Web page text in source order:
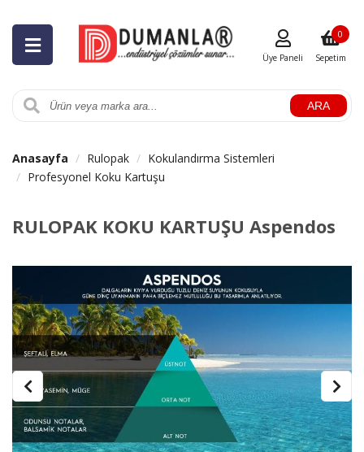
ARA
Üye Paneli Sepetim
0
Anasayfa Rulopak
Kokulandırma Sistemleri
Profesyonel Koku Kartuşu
RULOPAK KOKU KARTUŞU Aspendos